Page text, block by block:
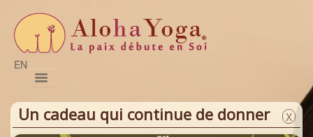
EN
Pratiques
Naturo
Formations Magazine Nous joindre
X
Un cadeau qui continue de donner